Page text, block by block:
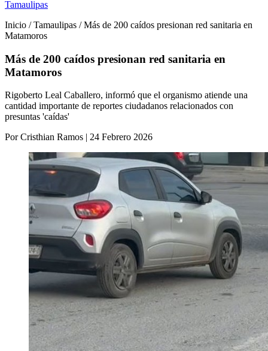
Tamaulipas
Inicio / Tamaulipas / Más de 200 caídos presionan red sanitaria en
Matamoros
Más de 200 caídos presionan red sanitaria en
Matamoros
Rigoberto Leal Caballero, informó que el organismo atiende una
cantidad importante de reportes ciudadanos relacionados con
presuntas 'caídas'
Por Cristhian Ramos | 24 Febrero 2026